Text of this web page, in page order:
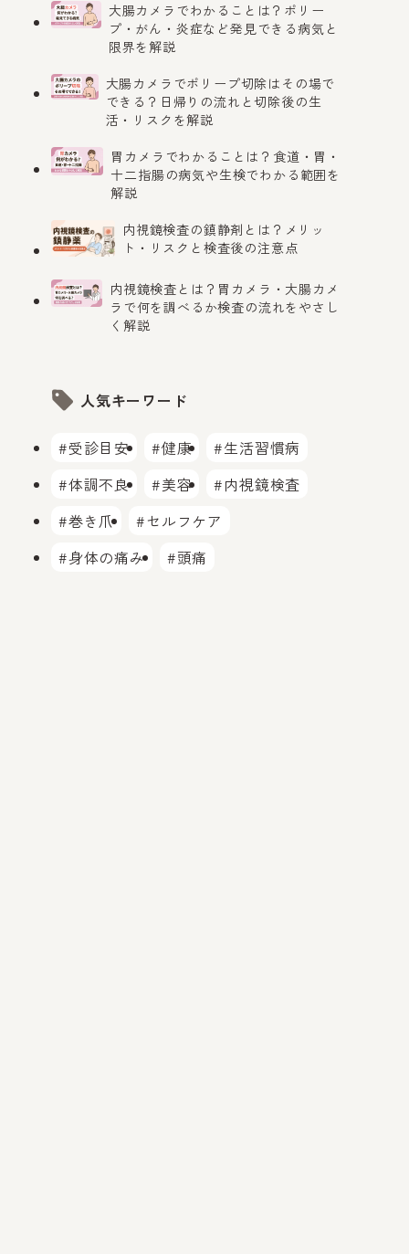
大腸カメラでわかることは？ポリー
プ・がん・炎症など発見できる病気と
限界を解説
大腸カメラでポリープ切除はその場で
できる？日帰りの流れと切除後の生
活・リスクを解説
胃カメラでわかることは？食道・胃・
十二指腸の病気や生検でわかる範囲を
解説
内視鏡検査の鎮静剤とは？メリッ
ト・リスクと検査後の注意点
内視鏡検査とは？胃カメラ・大腸カメ
ラで何を調べるか検査の流れをやさし
く解説
人気キーワード
#受診目安 #健康
#生活習慣病
#体調不良
#美容
#内視鏡検査
#巻き爪
#セルフケア
#身体の痛み
#頭痛